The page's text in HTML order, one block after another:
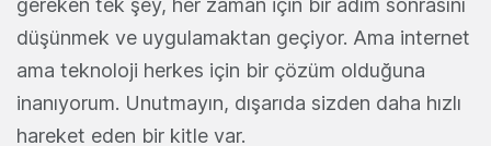
gereken tek şey, her zaman için bir adım sonrasını
düşünmek ve uygulamaktan geçiyor. Ama internet
ama teknoloji herkes için bir çözüm olduğuna
inanıyorum. Unutmayın, dışarıda sizden daha hızlı
hareket eden bir kitle var.